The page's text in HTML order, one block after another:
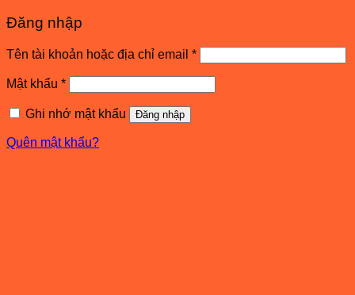
Đăng nhập
Tên tài khoản hoặc địa chỉ email *Bắt
buộc
Mật khẩu *Bắt
buộc
Ghi nhớ mật khẩu
Đăng nhập
Quên mật khẩu?